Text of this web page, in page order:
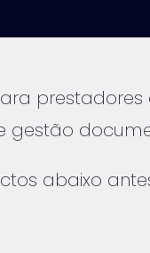
prestadores
gestão
abaixo